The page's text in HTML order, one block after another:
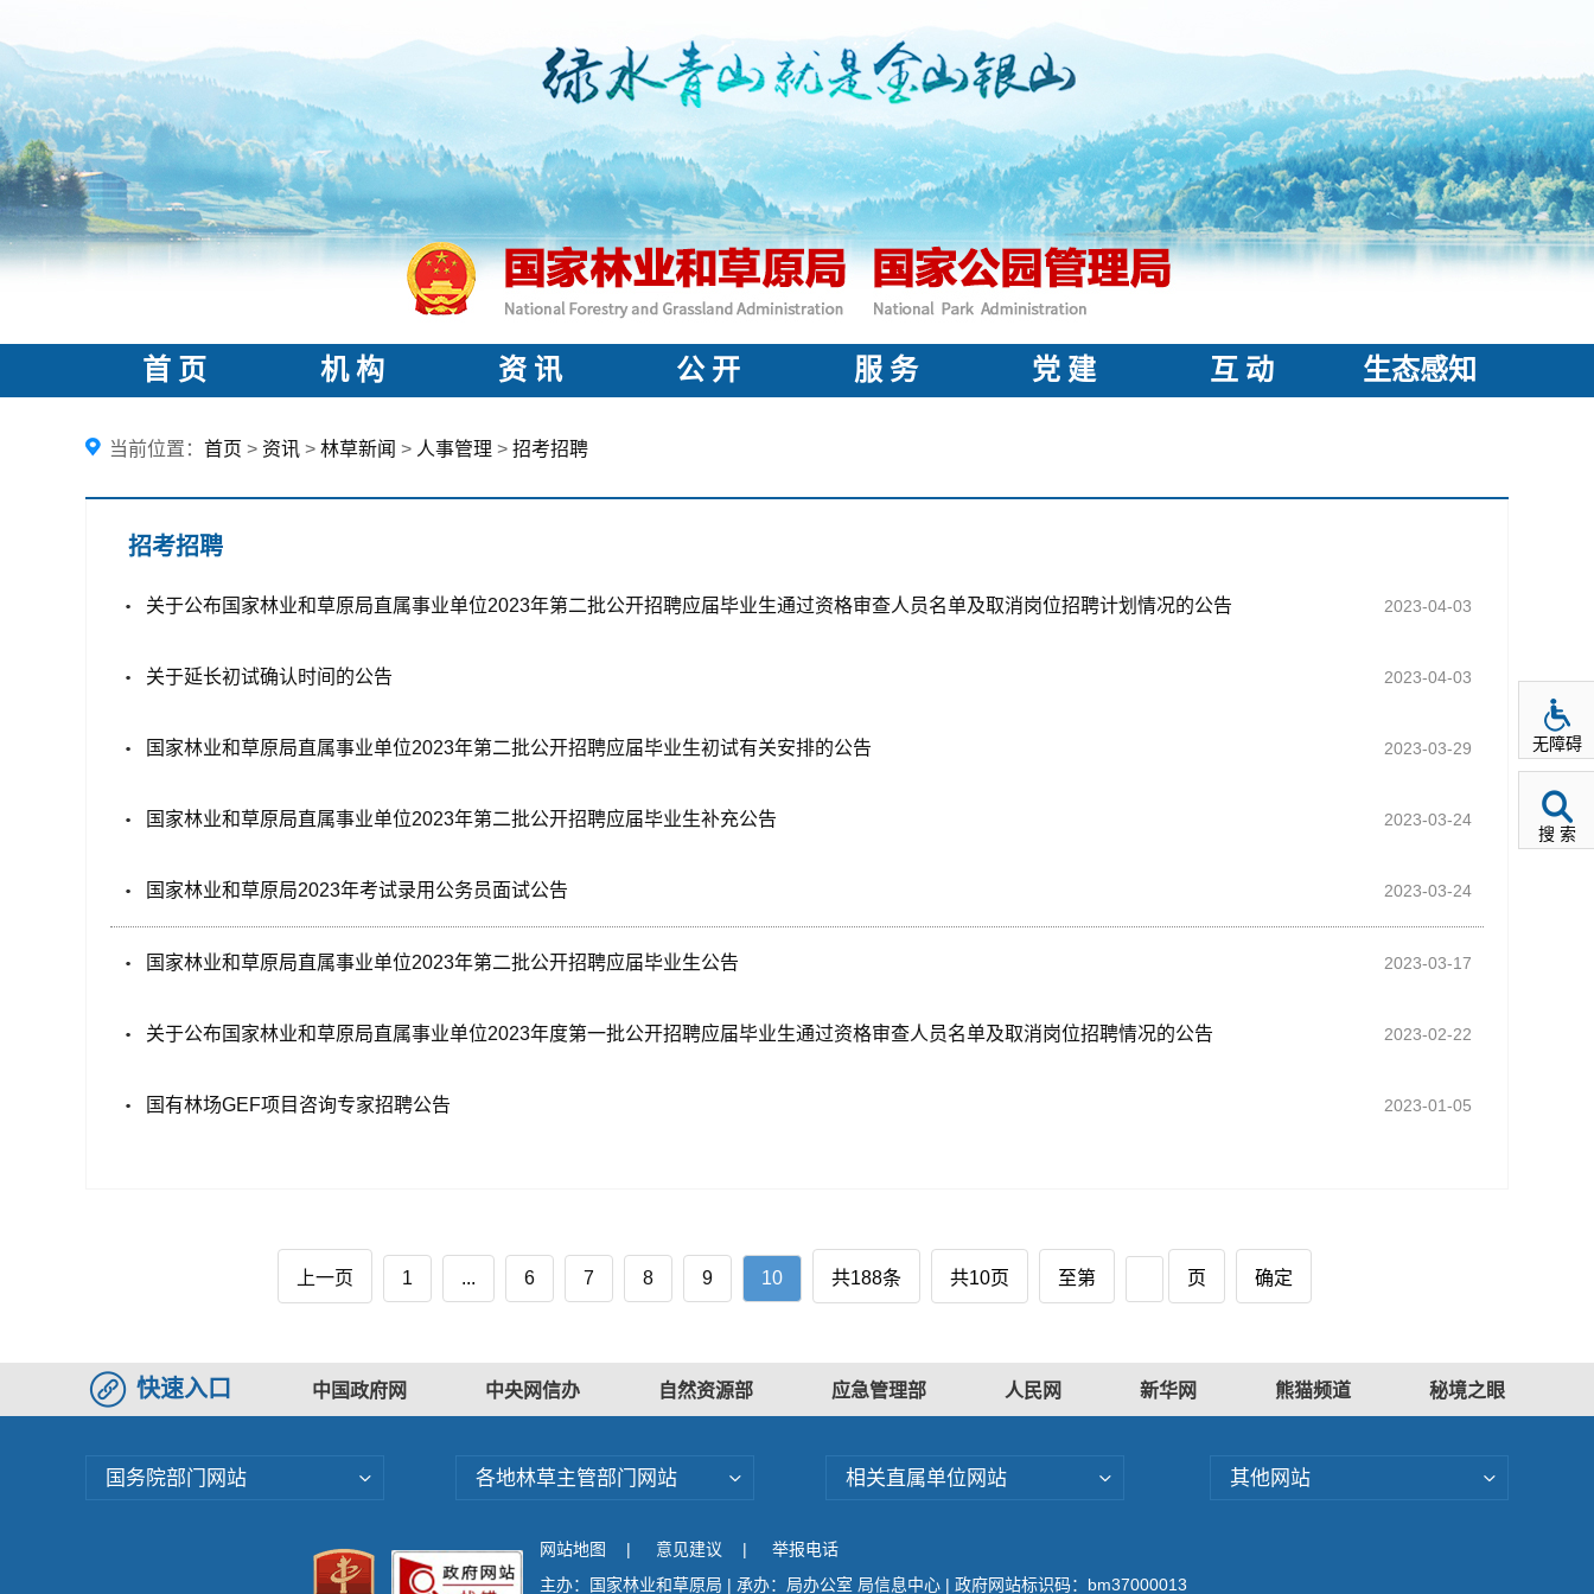
首 页 机 构 资 讯 公 开 服 务 党 建 互 动 生态感知
当前位置： 首页 > 资讯 > 林草新闻 > 人事管理 > 招考招聘
招考招聘
2023-04-03
关于公布国家林业和草原局直属事业单位2023年第二批公开招聘应届毕业生通过资格审查人员名单及取消岗位招聘计划情况的公告
2023-04-03
关于延长初试确认时间的公告
2023-03-29
国家林业和草原局直属事业单位2023年第二批公开招聘应届毕业生初试有关安排的公告
2023-03-24
国家林业和草原局直属事业单位2023年第二批公开招聘应届毕业生补充公告
2023-03-24
国家林业和草原局2023年考试录用公务员面试公告
2023-03-17
国家林业和草原局直属事业单位2023年第二批公开招聘应届毕业生公告
2023-02-22
关于公布国家林业和草原局直属事业单位2023年度第一批公开招聘应届毕业生通过资格审查人员名单及取消岗位招聘情况的公告
2023-01-05
国有林场GEF项目咨询专家招聘公告
上一页 1 ... 6 7 8 9 10 共188条 共10页 至第 页 确定
快速入口 中国政府网 中央网信办 自然资源部 应急管理部 人民网 新华网 熊猫频道 秘境之眼
国务院部门网站 各地林草主管部门网站 相关直属单位网站 其他网站
网站地图 | 意见建议 |
举报电话
主办：国家林业和草原局 | 承办：局办公室 局信息中心 | 政府网站标识码：bm37000013
无障碍
搜 索